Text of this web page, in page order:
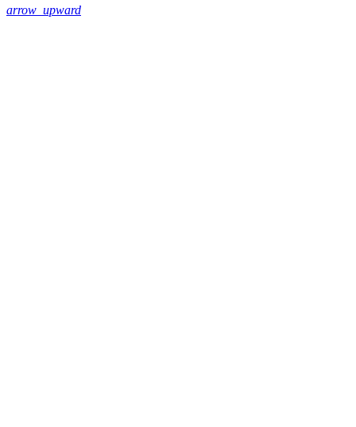
arrow_upward